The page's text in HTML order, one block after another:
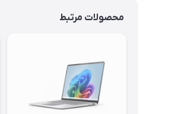
محصولات مرتبط